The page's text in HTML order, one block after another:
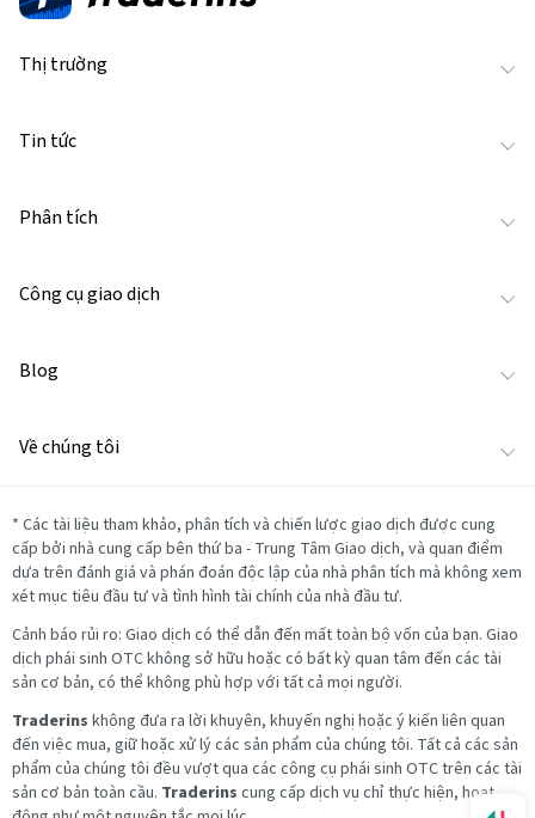
Thị trường
Tin tức
Phân tích
Công cụ giao dịch
Blog
Về chúng tôi
* Các tài liệu tham khảo, phân tích và chiến lược giao dịch được cung
cấp bởi nhà cung cấp bên thứ ba - Trung Tâm Giao dịch, và quan điểm
dựa trên đánh giá và phán đoán độc lập của nhà phân tích mà không xem
xét mục tiêu đầu tư và tình hình tài chính của nhà đầu tư.
Cảnh báo rủi ro: Giao dịch có thể dẫn đến mất toàn bộ vốn của bạn. Giao
dịch phái sinh OTC không sở hữu hoặc có bất kỳ quan tâm đến các tài
sản cơ bản, có thể không phù hợp với tất cả mọi người.
Traderins không đưa ra lời khuyên, khuyến nghị hoặc ý kiến liên quan
đến việc mua, giữ hoặc xử lý các sản phẩm của chúng tôi. Tất cả các sản
phẩm của chúng tôi đều vượt qua các công cụ phái sinh OTC trên các tài
sản cơ bản toàn cầu. Traderins cung cấp dịch vụ chỉ thực hiện, hoạt